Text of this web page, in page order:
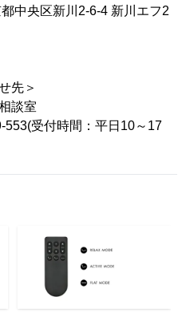
区新川2-6-4 新川エフ2
先＞
談室
553(受付時間：平日10～17